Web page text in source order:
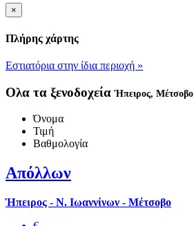
×
Πλήρης χάρτης
Εστιατόρια στην ίδια περιοχή »
Ολα τα ξενοδοχείαΉπειρος, Μέτσοβο
Όνομα
Τιμή
Βαθμολογία
Απόλλων
Ήπειρος - Ν. Ιωαννίνων - Μέτσοβο